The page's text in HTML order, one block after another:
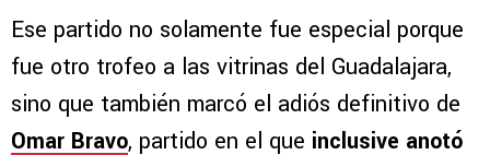
Ese partido no solamente fue especial porque
fue otro trofeo a las vitrinas del Guadalajara,
sino que también marcó el adiós definitivo de
Omar Bravo, partido en el que inclusive anotó